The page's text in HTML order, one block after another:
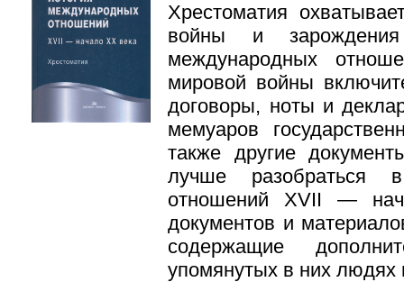
Хрестоматия
войны и
международных
мировой войны
договоры, ноты и
мемуаров
также другие
лучше разобраться
отношений XVII —
документов и
содержащие
упомянутых в них людях